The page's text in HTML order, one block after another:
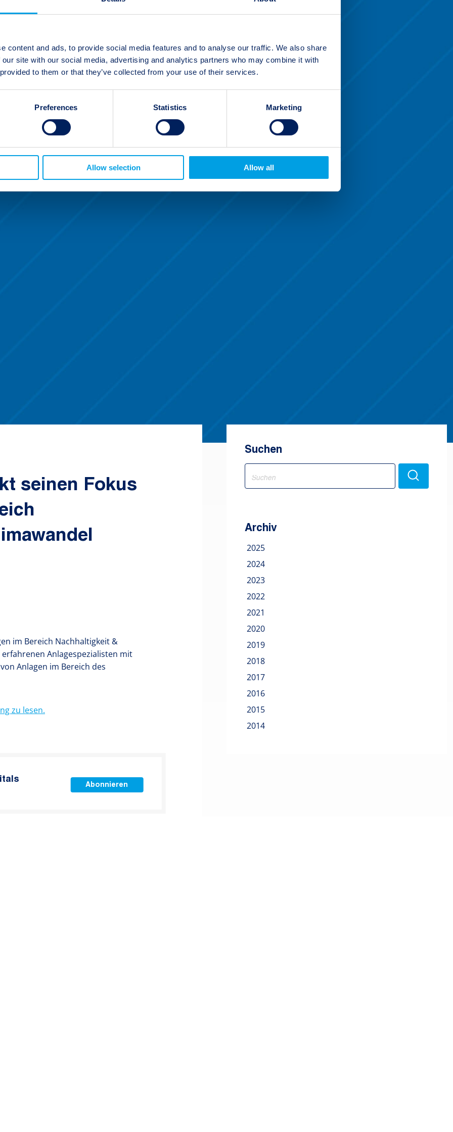
content and ads, to provide social media features and to analyse our traffic. We also share
site with our social media, advertising and analytics partners who may combine it with
to them or that they’ve collected from your use of their services.
Preferences Statistics Marketing
Allow selection Allow all
seinen Fokus
im Bereich Nachhaltigkeit &
Anlagespezialisten mit
Anlagen im Bereich des
zu lesen.
Abonnieren
Suchen
Search
Archiv
2025
2024
2023
2022
2021
2020
2019
2018
2017
2016
2015
2014